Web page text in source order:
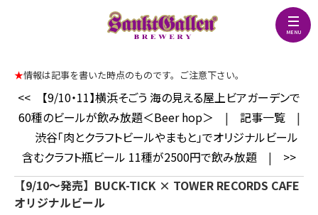
★情報は記事を書いた時点のものです。ご注意下さい。
<<
【9/10・11】横浜そごう 海の見える屋上ビアガーデンで
60種のビールが飲み放題＜Beer hop＞ | 記事一覧|
渋谷「肉とクラフトビールやまもと」でオリジナルビール
含むクラフト瓶ビール 11種が2500円で飲み放題 | >>
【9/10～発売】BUCK-TICK × TOWER RECORDS CAFE
オリジナルビール